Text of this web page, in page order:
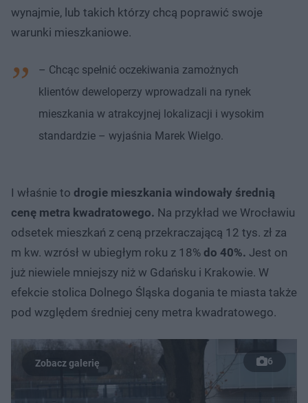
wynajmie, lub takich którzy chcą poprawić swoje
warunki mieszkaniowe.
– Chcąc spełnić oczekiwania zamożnych
klientów deweloperzy wprowadzali na rynek
mieszkania w atrakcyjnej lokalizacji i wysokim
standardzie – wyjaśnia Marek Wielgo.
I właśnie to drogie mieszkania windowały średnią
cenę metra kwadratowego. Na przykład we Wrocławiu
odsetek mieszkań z ceną przekraczającą 12 tys. zł za
m kw. wzrósł w ubiegłym roku z 18% do 40%. Jest on
już niewiele mniejszy niż w Gdańsku i Krakowie. W
efekcie stolica Dolnego Śląska dogania te miasta także
pod względem średniej ceny metra kwadratowego.
6